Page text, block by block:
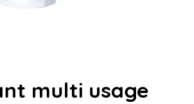
multi usage